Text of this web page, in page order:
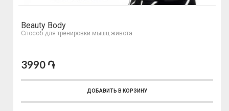
Beauty Body
Способ для тренировки мышц живота
3990 ֏
ДОБАВИТЬ В КОРЗИНУ